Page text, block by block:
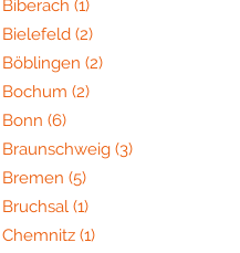
Biberach (1)
Bielefeld (2)
Böblingen (2)
Bochum (2)
Bonn (6)
Braunschweig (3)
Bremen (5)
Bruchsal (1)
Chemnitz (1)